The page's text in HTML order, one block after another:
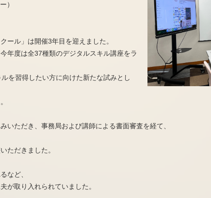
）
ール」は開催3年目を迎えました。
年度は全37種類のデジタルスキル講座をラ
を習得したい方に向けた新たな試みとし
いただき、事務局および講師による書面審査を経て、
ただきました。
など、
が取り入れられていました。